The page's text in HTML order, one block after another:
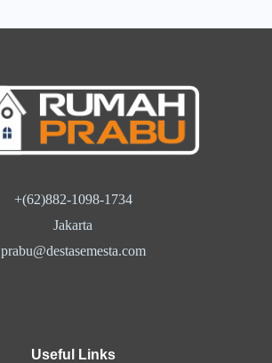
+(62)882-1098-1734
Jakarta
prabu@destasemesta.com
Useful Links